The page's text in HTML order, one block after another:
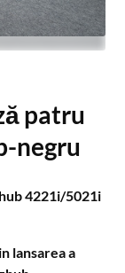
patru
negru
4221i/5021i
lansarea a